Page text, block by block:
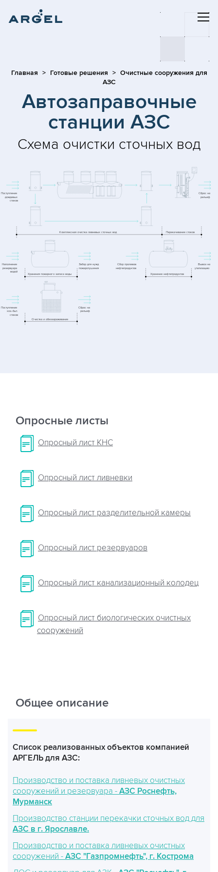
Главная Готовые решения
Очистные сооружения для
АЗС
Автозаправочные
станции АЗС
Схема очистки сточных вод
Опросные листы
Опросный лист КНС
Опросный лист ливневки
Опросный лист разделительной камеры
Опросный лист резервуаров
Опросный лист канализационный колодец
Опросный лист биологических очистных
сооружений
Общее описание
Список реализованных объектов компанией
АРГЕЛЬ для АЗС:
Производство и поставка ливневых очистных
сооружений и резервуара - АЗС Роснефть,
Мурманск
Производство станции перекачки сточных вод для
АЗС в г. Ярославле.
Производство и поставка ливневых очистных
сооружений - АЗС "Газпромнефть", г. Кострома